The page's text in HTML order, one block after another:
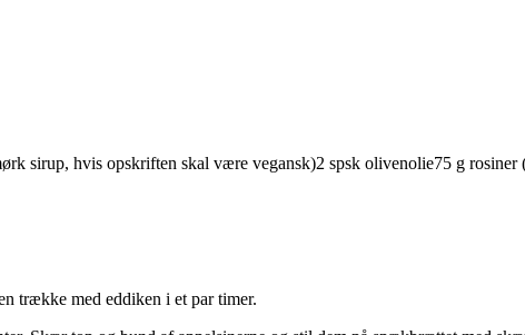
sirup, hvis opskriften skal være vegansk)2 spsk olivenolie75 g rosiner
trække med eddiken i et par timer.